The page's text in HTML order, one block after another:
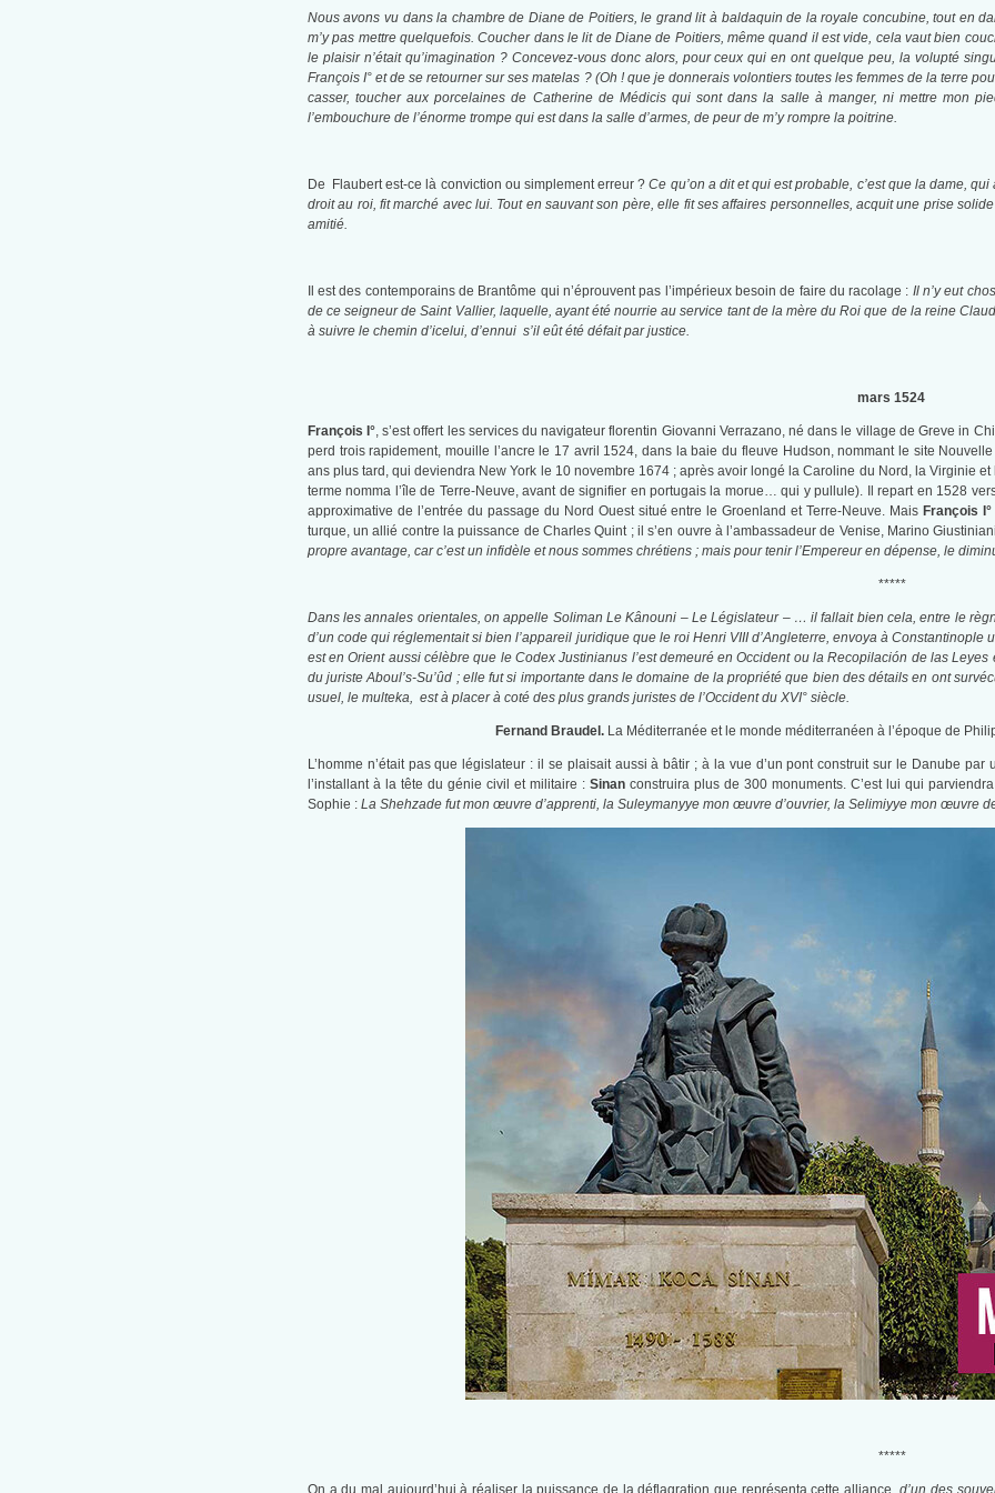
Nous avons vu dans la chambre de Diane de Poitiers, le grand lit à baldaquin de la royale concubine, tout en
m’y pas mettre quelquefois. Coucher dans le lit de Diane de Poitiers, même quand il est vide, cela vaut bien
le plaisir n’était qu’imagination ? Concevez-vous donc alors, pour ceux qui en ont quelque peu, la volupté
François I° et de se retourner sur ses matelas ? (Oh ! que je donnerais volontiers toutes les femmes de la terre
casser, toucher aux porcelaines de Catherine de Médicis qui sont dans la salle à manger, ni mettre mon
l’embouchure de l’énorme trompe qui est dans la salle d’armes, de peur de m’y rompre la poitrine.
De Flaubert est-ce là conviction ou simplement erreur ?Ce qu’on a dit et qui est probable, c’est que la dame,
droit au roi, fit marché avec lui. Tout en sauvant son père, elle fit ses affaires personnelles, acquit une prise
amitié.
Il est des contemporains de Brantôme qui n’éprouvent pas l’impérieux besoin de faire du racolage : Il n’y eut
de ce seigneur de Saint Vallier, laquelle, ayant été nourrie au service tant de la mère du Roi que de la reine
à suivre le chemin d’icelui, d’ennui s’il eût été défait par justice.
mars 1524
François I°, s’est offert les services du navigateur florentin Giovanni Verrazano, né dans le village de Greve in
perd trois rapidement, mouille l’ancre le 17 avril 1524, dans la baie du fleuve Hudson, nommant le site
ans plus tard, qui deviendra New York le 10 novembre 1674 ; après avoir longé la Caroline du Nord, la Virginie
terme nomma l’île de Terre-Neuve, avant de signifier en portugais la morue… qui y pullule). Il repart en 1528
approximative de l’entrée du passage du Nord Ouest situé entre le Groenland et Terre-Neuve. Mais François I°
turque, un allié contre la puissance de Charles Quint ; il s’en ouvre à l’ambassadeur de Venise, Marino
propre avantage, car c’est un infidèle et nous sommes chrétiens ; mais pour tenir l’Empereur en dépense, le
*****
Dans les annales orientales, on appelle Soliman Le Kânouni – Le Législateur – … il fallait bien cela, entre le
d’un code qui réglementait si bien l’appareil juridique que le roi Henri VIII d’Angleterre, envoya à
est en Orient aussi célèbre que le Codex Justinianus l’est demeuré en Occident ou la Recopilación de las
du juriste Aboul’s-Su’ûd ; elle fut si importante dans le domaine de la propriété que bien des détails en ont
usuel, le multeka, est à placer à coté des plus grands juristes de l’Occident du XVI° siècle.
Fernand Braudel.La Méditerranée et le monde méditerranéen à l’époque de
L’homme n’était pas que législateur : il se plaisait aussi à bâtir ; à la vue d’un pont construit sur le Danube
l’installant à la tête du génie civil et militaire :Sinanconstruira plus de 300 monuments. C’est lui qui
Sophie : La Shehzade fut mon œuvre d’apprenti, la Suleymanyye mon œuvre d’ouvrier, la Selimiyye mon œuvre
*****
On a du mal aujourd’hui à réaliser la puissance de la déflagration que représenta cette allianced’un des